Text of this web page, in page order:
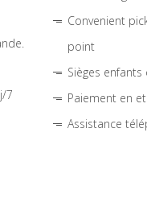
7
Convenient
point
Sièges
Paiement en
Assistance